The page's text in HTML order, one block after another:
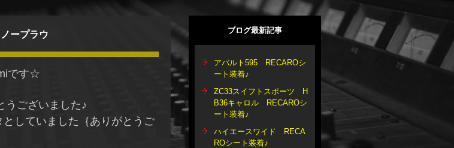
ープラウ
です☆
うございました♪
していました｛ありがとうご
ブログ最新記事
アバルト595 RECAROシ
ート装着♪
ZC33スイフトスポーツ H
B36キャロル RECAROシ
ート装着♪
ハイエースワイド RECA
ROシート装着♪